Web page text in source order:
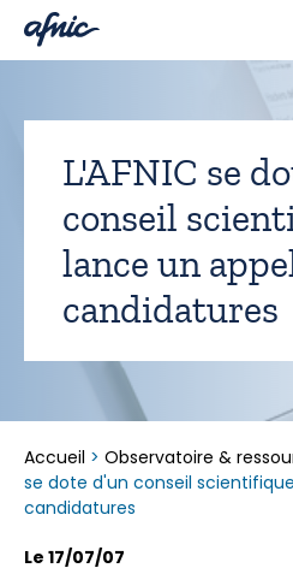
L'AFNIC se
conseil
lance un
candidatures
Accueil > Observatoire &
se dote d'un conseil
candidatures
Le 17/07/07
Panneau de gestion des cookies